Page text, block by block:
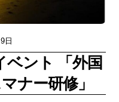
日
ベント 「外国
ナー研修」